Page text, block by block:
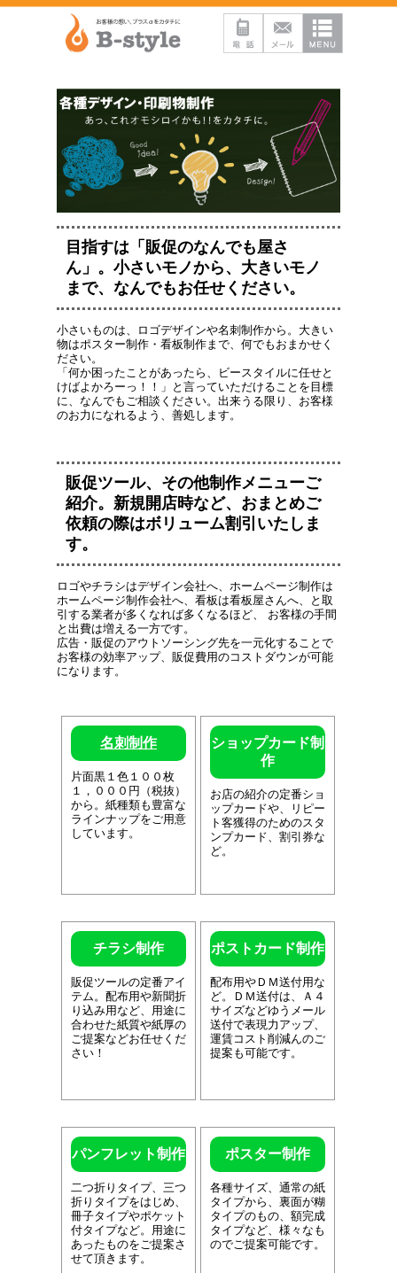
目指すは「販促のなんでも屋さ
ん」。小さいモノから、大きいモノ
まで、なんでもお任せください。
小さいものは、ロゴデザインや名刺制作から。大きい
物はポスター制作・看板制作まで、何でもおまかせく
ださい。
「何か困ったことがあったら、ビースタイルに任せと
けばよかろーっ！！」と言っていただけることを目標
に、なんでもご相談ください。出来うる限り、お客様
のお力になれるよう、善処します。
販促ツール、その他制作メニューご
紹介。新規開店時など、おまとめご
依頼の際はボリューム割引いたしま
す。
ロゴやチラシはデザイン会社へ、ホームページ制作は
ホームページ制作会社へ、看板は看板屋さんへ、と取
引する業者が多くなれば多くなるほど、 お客様の手間
と出費は増える一方です。
広告・販促のアウトソーシング先を一元化することで
お客様の効率アップ、販促費用のコストダウンが可能
になります。
名刺制作
片面黒１色１００枚
１，０００円（税抜）
から。紙種類も豊富な
ラインナップをご用意
しています。
ショップカード制
作
お店の紹介の定番ショ
ップカードや、リピー
ト客獲得のためのスタ
ンプカード、割引券な
ど。
チラシ制作
販促ツールの定番アイ
テム。配布用や新聞折
り込み用など、用途に
合わせた紙質や紙厚の
ご提案などお任せくだ
さい！
ポストカード制作
配布用やＤＭ送付用な
ど。ＤＭ送付は、Ａ４
サイズなどゆうメール
送付で表現力アップ、
運賃コスト削減んのご
提案も可能です。
パンフレット制作
二つ折りタイプ、三つ
折りタイプをはじめ、
冊子タイプやポケット
付タイプなど。用途に
あったものをご提案さ
せて頂きます。
ポスター制作
各種サイズ、通常の紙
タイプから、裏面が糊
タイプのもの、額完成
タイプなど、様々なも
のでご提案可能です。